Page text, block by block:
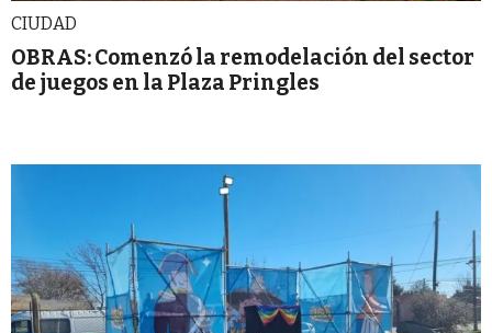
CIUDAD
OBRAS: Comenzó la remodelación del sector
de juegos en la Plaza Pringles